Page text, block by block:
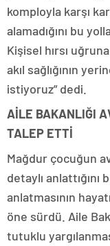
komployla karşı
alamadığını bu
Kişisel hırsı
akıl sağlığının
istiyoruz” dedi.
AİLE BAKANLIĞI
TALEP ETTİ
Mağdur çocuğun
detaylı
anlatmasının
öne sürdü. Aile
tutuklu